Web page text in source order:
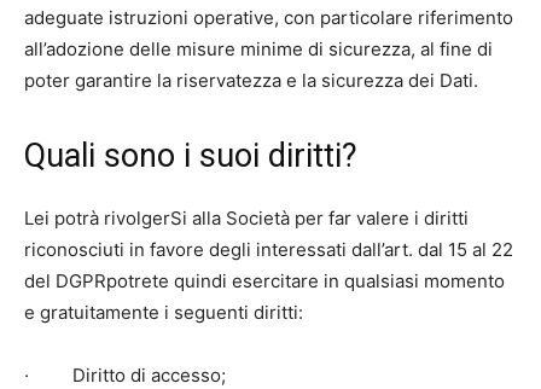
adeguate istruzioni operative, con particolare riferimento
all’adozione delle misure minime di sicurezza, al fine di
poter garantire la riservatezza e la sicurezza dei Dati.
Quali sono i suoi diritti?
Lei potrà rivolgerSi alla Società per far valere i diritti
riconosciuti in favore degli interessati dall’art. dal 15 al 22
del DGPRpotrete quindi esercitare in qualsiasi momento
e gratuitamente i seguenti diritti:
· Diritto di accesso;